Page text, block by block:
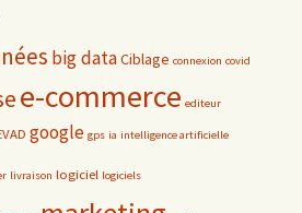
big dataCiblage connexion covid
e-commerce editeur
google gps ia intelligence artificielle
livraison logiciel logiciels